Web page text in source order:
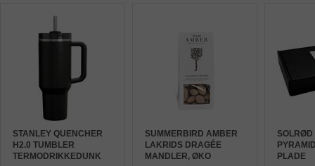
STANLEY QUENCHER
H2.0 TUMBLER
TERMODRIKKEDUNK
SUMMERBIRD AMBER
LAKRIDS DRAGÉE
MANDLER, ØKO
SOLRØD
PLADE